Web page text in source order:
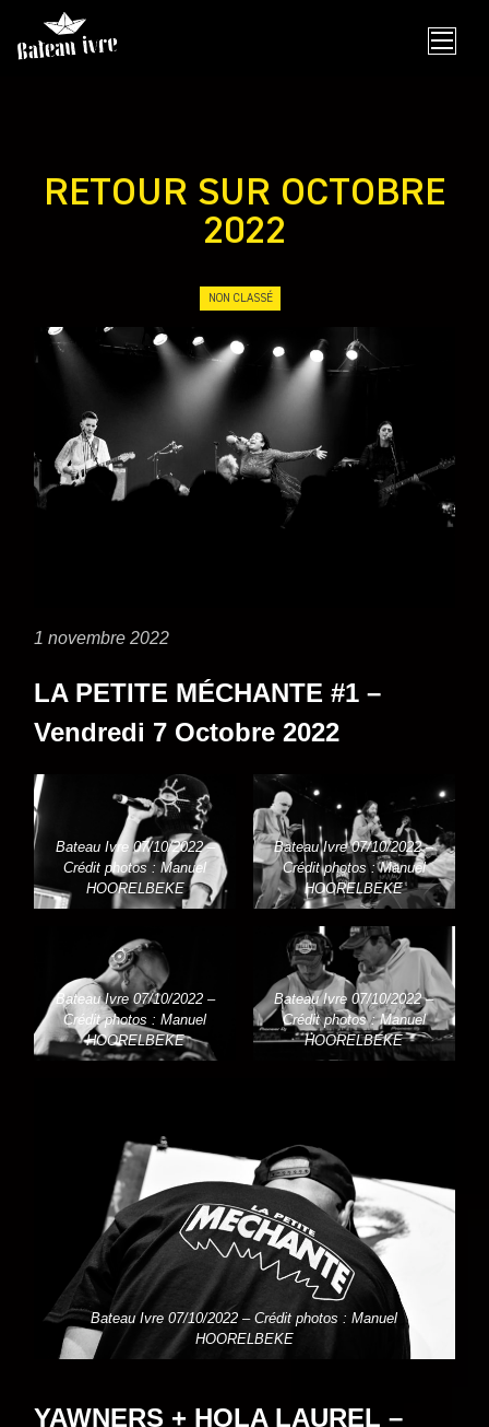
content
RETOUR SUR OCTOBRE
2022
NON CLASSÉ
1 novembre 2022
LA PETITE MÉCHANTE #1 –
Vendredi 7 Octobre 2022
Bateau Ivre 07/10/2022 –
Crédit photos : Manuel
HOORELBEKE
Bateau Ivre 07/10/2022 –
Crédit photos : Manuel
HOORELBEKE
Bateau Ivre 07/10/2022 –
Crédit photos : Manuel
HOORELBEKE
Bateau Ivre 07/10/2022 –
Crédit photos : Manuel
HOORELBEKE
Bateau Ivre 07/10/2022 – Crédit photos : Manuel
HOORELBEKE
YAWNERS + HOLA LAUREL –